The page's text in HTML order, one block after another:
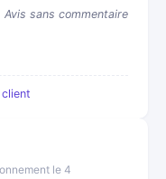
Avis sans commentaire
le 4